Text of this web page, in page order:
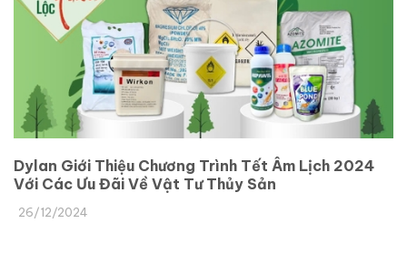
Dylan Giới Thiệu Chương Trình Tết Âm Lịch 2024
Với Các Ưu Đãi Về Vật Tư Thủy Sản
26/12/2024